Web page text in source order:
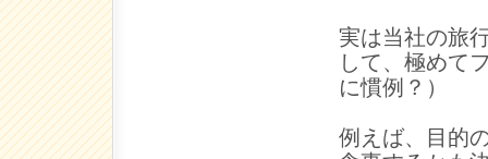
実は当社の旅
して、極めて
に慣例？）
例えば、目的